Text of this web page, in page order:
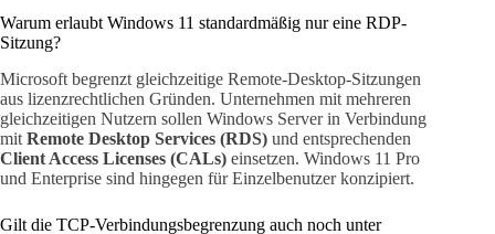
Warum erlaubt Windows 11 standardmäßig nur eine RDP-
Sitzung?
Microsoft begrenzt gleichzeitige Remote-Desktop-Sitzungen
aus lizenzrechtlichen Gründen. Unternehmen mit mehreren
gleichzeitigen Nutzern sollen Windows Server in Verbindung
mit Remote Desktop Services (RDS) und entsprechenden
Client Access Licenses (CALs) einsetzen. Windows 11 Pro
und Enterprise sind hingegen für Einzelbenutzer konzipiert.
Gilt die TCP-Verbindungsbegrenzung auch noch unter